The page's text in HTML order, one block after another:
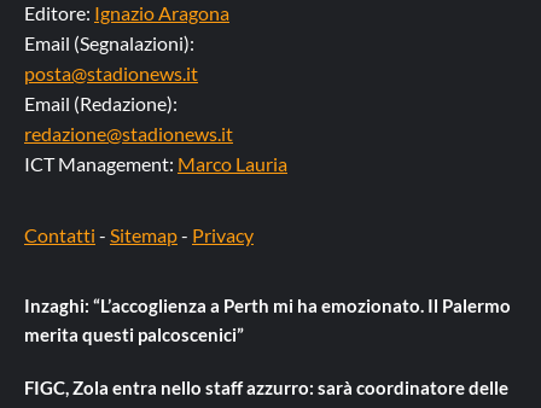
Editore: Ignazio Aragona
Email (Segnalazioni):
posta@stadionews.it
Email (Redazione):
redazione@stadionews.it
ICT Management: Marco Lauria
Contatti - Sitemap- Privacy
Inzaghi: “L’accoglienza a Perth mi ha emozionato. Il Palermo
merita questi palcoscenici”
FIGC, Zola entra nello staff azzurro: sarà coordinatore delle